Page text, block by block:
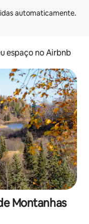
espaço no Airbnb
Montanhas